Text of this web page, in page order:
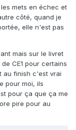
mets en échec et
côté, quand je
elle n'est pas
mais sur le livret
CE1 pour certains
au finish c'est vrai
pour moi, ils
pour ça que ça me
pire pour au